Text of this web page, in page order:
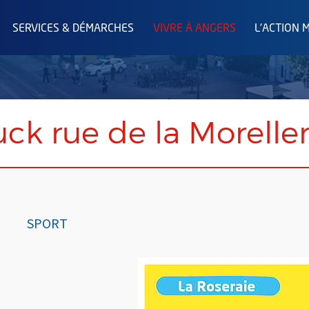
SERVICES & DÉMARCHES VIVRE À ANGERS L'ACTION
rue de la
SPORT